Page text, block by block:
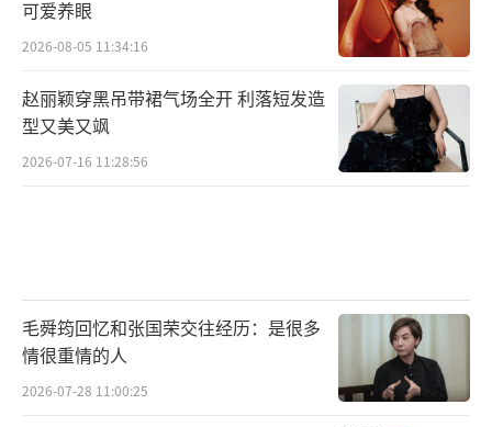
可爱养眼
2026-08-05 11:34:16
赵丽颖穿黑吊带裙气场全开 利落短发造
型又美又飒
2026-07-16 11:28:56
毛舜筠回忆和张国荣交往经历：是很多
情很重情的人
2026-07-28 11:00:25